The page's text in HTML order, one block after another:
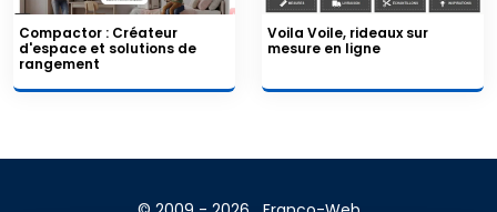
Compactor : Créateur
d'espace et solutions de
rangement
Voila Voile, rideaux sur
mesure en ligne